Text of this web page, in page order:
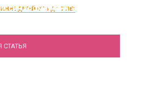
ДЕТЕЙ ОТ 3 ДО 7 ЛЕТ
синдром Мюнхгаузена –